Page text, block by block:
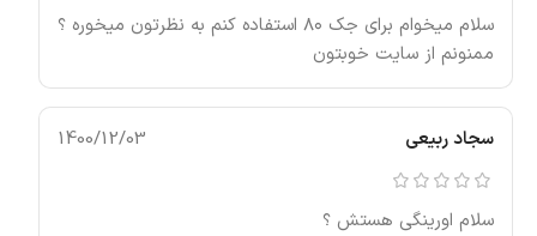
سلام میخوام برای جک ۸۰ استفاده کنم به نظرتون میخوره ؟
ممنونم از سایت خوبتون
سجاد ربیعی 1400/12/03
سلام اورینگی هستش ؟